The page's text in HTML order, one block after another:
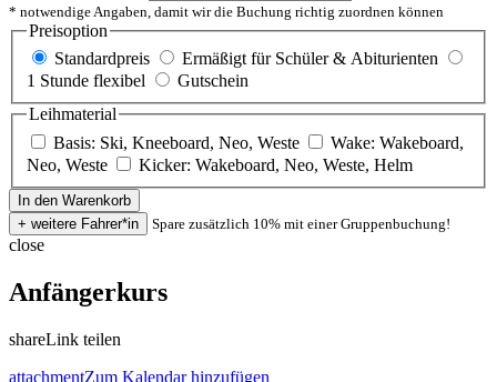
* notwendige Angaben, damit wir die Buchung richtig zuordnen können
Preisoption
Standardpreis
Ermäßigt für Schüler & Abiturienten
1 Stunde flexibel
Gutschein
Leihmaterial
Basis: Ski, Kneeboard, Neo, Weste
Wake: Wakeboard,
Neo, Weste
Kicker: Wakeboard, Neo, Weste, Helm
Spare zusätzlich 10% mit einer Gruppenbuchung!
close
Anfängerkurs
shareLink teilen
attachmentZum Kalendar hinzufügen